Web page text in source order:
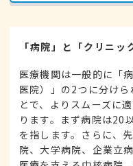
「病院」と「クリニ
医療機関は一般的に「
医院）」の2つに分け
とで、よりスムーズに
ります。まず病院は20
を指します。さらに、
院、大学病院、企業立